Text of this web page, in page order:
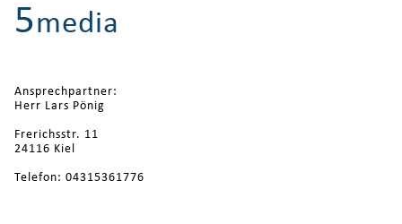
5media
Ansprechpartner:
Herr Lars Pönig
Frerichsstr. 11
24116 Kiel
Telefon: 04315361776